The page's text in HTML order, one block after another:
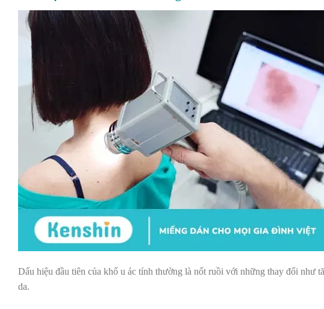
Dấu hiệu đầu tiên của khố u ác tính thường là nốt ruồi với những thay đổi như
da.